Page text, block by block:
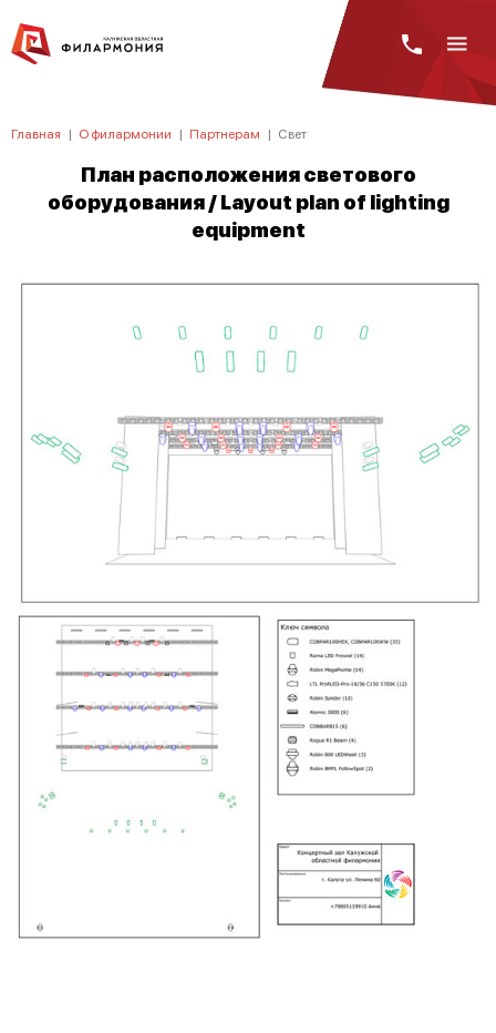
Главная | О филармонии | Партнерам | Свет
План расположения светового
оборудования / Layout plan of lighting
equipment